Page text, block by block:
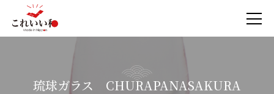
琉球ガラス CHURAPANASAKURA